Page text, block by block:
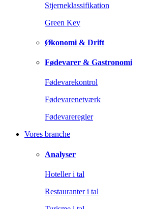
Stjerneklassifikation
Green Key
Økonomi & Drift
Fødevarer & Gastronomi
Fødevarekontrol
Fødevarenetværk
Fødevareregler
Vores branche
Analyser
Hoteller i tal
Restauranter i tal